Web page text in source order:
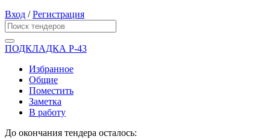
Вход /Регистрация
ПОДКЛАДКА Р-43
Избранное
Общие
Поместить
Заметка
В работу
До окончания тендера осталось: